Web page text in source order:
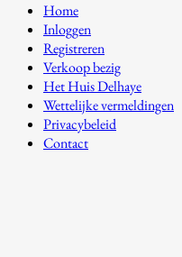
Home
Inloggen
Registreren
Verkoop bezig
Het Huis Delhaye
Wettelijke vermeldingen
Privacybeleid
Contact